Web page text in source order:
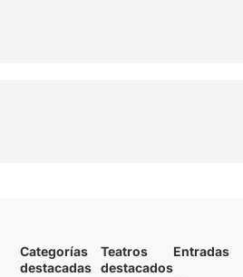
Categorías
destacadas
Teatros
destacados
Entradas